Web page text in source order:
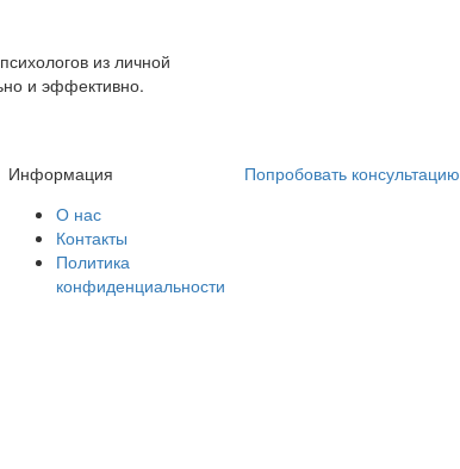
из личной
и эффективно.
Информация
О нас
Контакты
Политика
конфиденциальности
Попробовать консультацию